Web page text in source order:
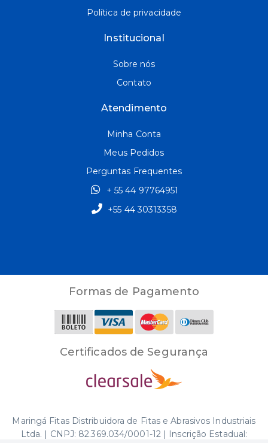
Política de privacidade
Institucional
Sobre nós
Contato
Atendimento
Minha Conta
Meus Pedidos
Perguntas Frequentes
+ 55 44 97764951
+55 44 30313358
Formas de Pagamento
Certificados de Segurança
Maringá Fitas Distribuidora de Fitas e Abrasivos Industriais
Ltda. | CNPJ: 82.369.034/0001-12 | Inscrição Estadual: